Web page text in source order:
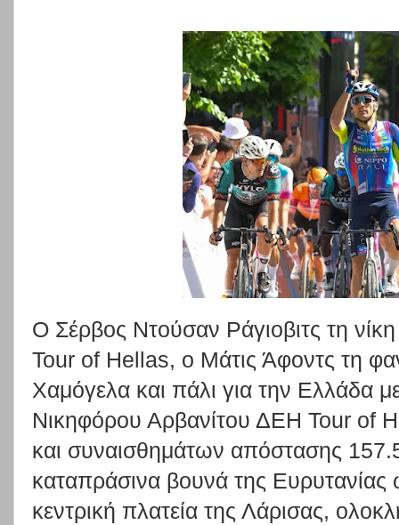
Ο Σέρβος Ντούσαν Ράγιοβιτς τη
Tour of Hellas, o Μάτις Άφοντς τη
Χαμόγελα και πάλι για την Ελλάδα
Νικηφόρου Αρβανίτου ΔΕΗ Tour of
και συναισθημάτων απόστασης
καταπράσινα βουνά της
κεντρική πλατεία της Λάρισας,